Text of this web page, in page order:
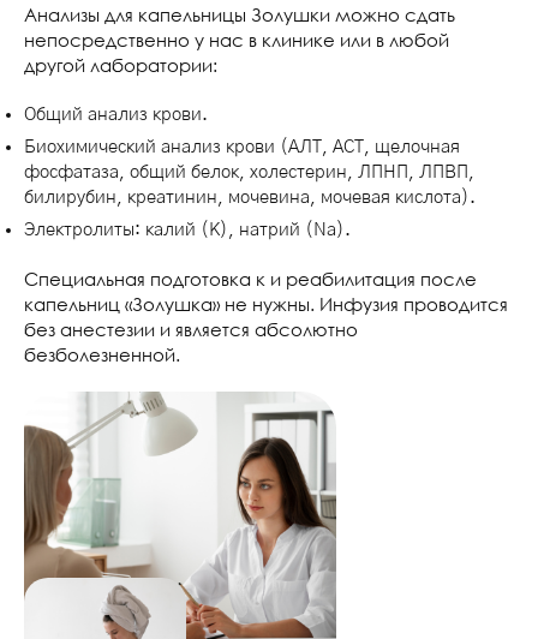
Анализы для капельницы Золушки можно сдать
непосредственно у нас в клинике или в любой
другой лаборатории:
Общий анализ крови.
Биохимический анализ крови (АЛТ, АСТ, щелочная
фосфатаза, общий белок, холестерин, ЛПНП, ЛПВП,
билирубин, креатинин, мочевина, мочевая кислота).
Электролиты: калий (K), натрий (Na).
Специальная подготовка к и реабилитация после
капельниц «Золушка» не нужны. Инфузия проводится
без анестезии и является абсолютно
безболезненной.